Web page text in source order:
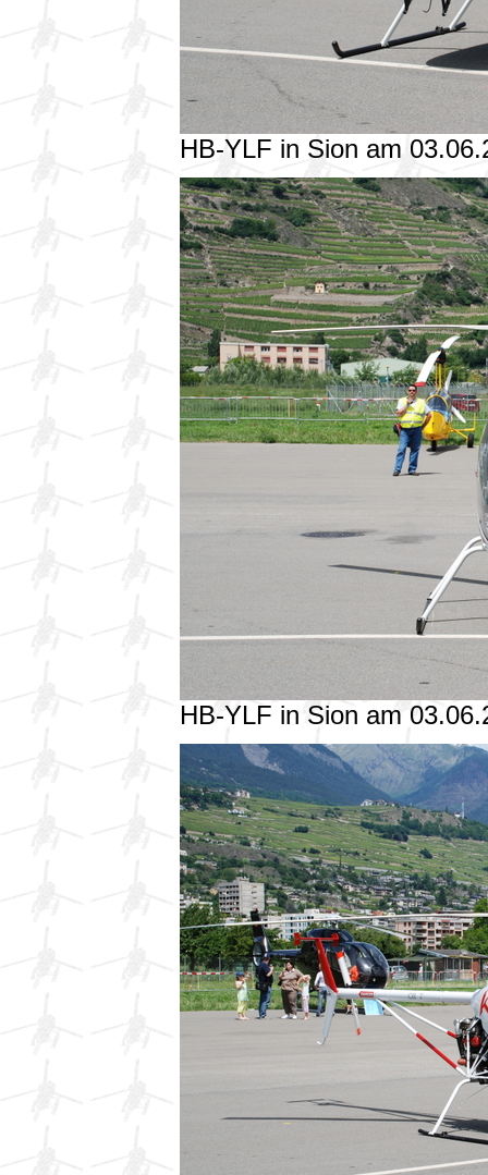
HB-YLF in Sion am
HB-YLF in Sion am